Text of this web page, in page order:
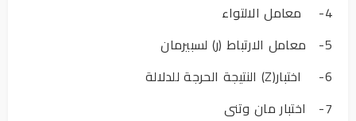
4- معامل الالتواء
5- معامل الارتباط (ر) لسبيرمان
6- اختبار(Z) النتيجة الحرجة للدلالة
7- اختبار مان وتنى